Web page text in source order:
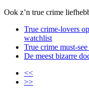
Ook z’n true crime
True crime-lovers
watchlist
True crime must-
De meest bizarre
<<
>>